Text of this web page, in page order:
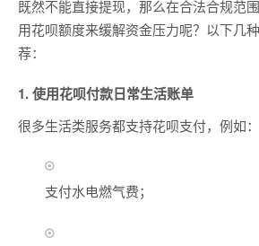
既然不能直接提现，那么在合法合规范
用花呗额度来缓解资金压力呢？以下几
荐：
1.使用花呗付款日常生活账单
很多生活类服务都支持花呗支付，例如：
支付水电燃气费；